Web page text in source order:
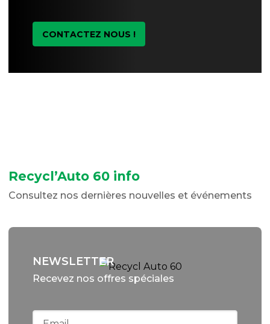
CONTACTEZ NOUS !
Recycl’Auto 60 info
Consultez nos dernières nouvelles et événements
NEWSLETTER
Recevez nos offres spéciales